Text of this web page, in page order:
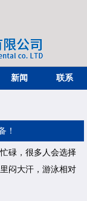
新闻 联系
！
碌，很多人会选择
闷大汗，游泳相对